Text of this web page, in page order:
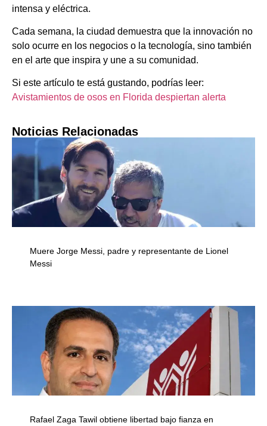
intensa y eléctrica.
Cada semana, la ciudad demuestra que la innovación no
solo ocurre en los negocios o la tecnología, sino también
en el arte que inspira y une a su comunidad.
Si este artículo te está gustando, podrías leer:
Avistamientos de osos en Florida despiertan alerta
Noticias Relacionadas
Muere Jorge Messi, padre y representante de Lionel
Messi
Rafael Zaga Tawil obtiene libertad bajo fianza en